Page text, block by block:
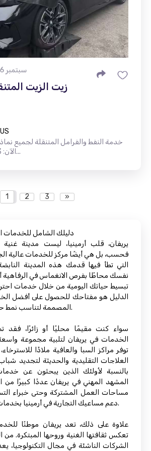
سبتمبر 16, 2025, 5:05 م
زيت الزيت
خدمة النفط والفرامل المتنقلة لجميع
الآن: 323-676-2323...
1 2 3 »
دليلك الشامل للخدمات
يريفان، قلب أرمينيا، ليست مدينة غنية
فحسب، بل هي أيضًا مركز للخدمات عالية
التي تطأ فيها قدمك هذه المدينة
نفسك محاطًا بفرص الانغماس في الرفاهية
تبسيط حياتك اليومية من خلال خدمات
الدليل هو مفتاحك للحصول على أفضل
المصممة لتناسب نمط حياتك واحتياجاتك.
سواء كنت مقيمًا محليًا أو زائرًا، فقد
الخدمات في يريفان لتلبية مجموعة
توفر مراكز السبا والعافية ملاذًا
العلاجات التقليدية والحديثة لتجديد
بالنسبة لأولئك الذين يبحثون عن
المشهد المهني في يريفان عددًا كبيرًا من
مساحات العمل المشتركة وحتى خبراء
دعم مساعيك التجارية في أرمينيا بخدمات رفيعة المستوى.
علاوة على ذلك، تعد يريفان موطنًا
تعكس ثقافتها الغنية وروحها المبتكرة. من
الشركات الناشئة في مجال التكنولوجيا،